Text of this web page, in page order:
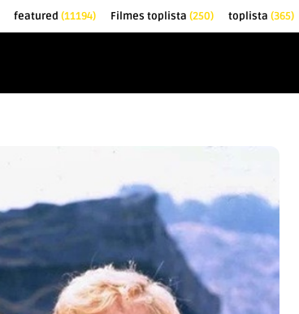
featured (11194) Filmes toplista (250) toplista (365)